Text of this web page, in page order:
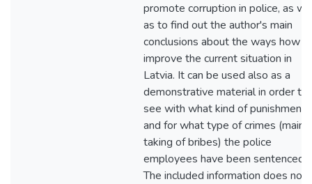
promote corruption in police, as
as to find out the author's main
conclusions about the ways how
improve the current situation in
Latvia. It can be used also as a
demonstrative material in order to
see with what kind of punishments
and for what type of crimes (mainly
taking of bribes) the police
employees have been sentenced.
The included information does not